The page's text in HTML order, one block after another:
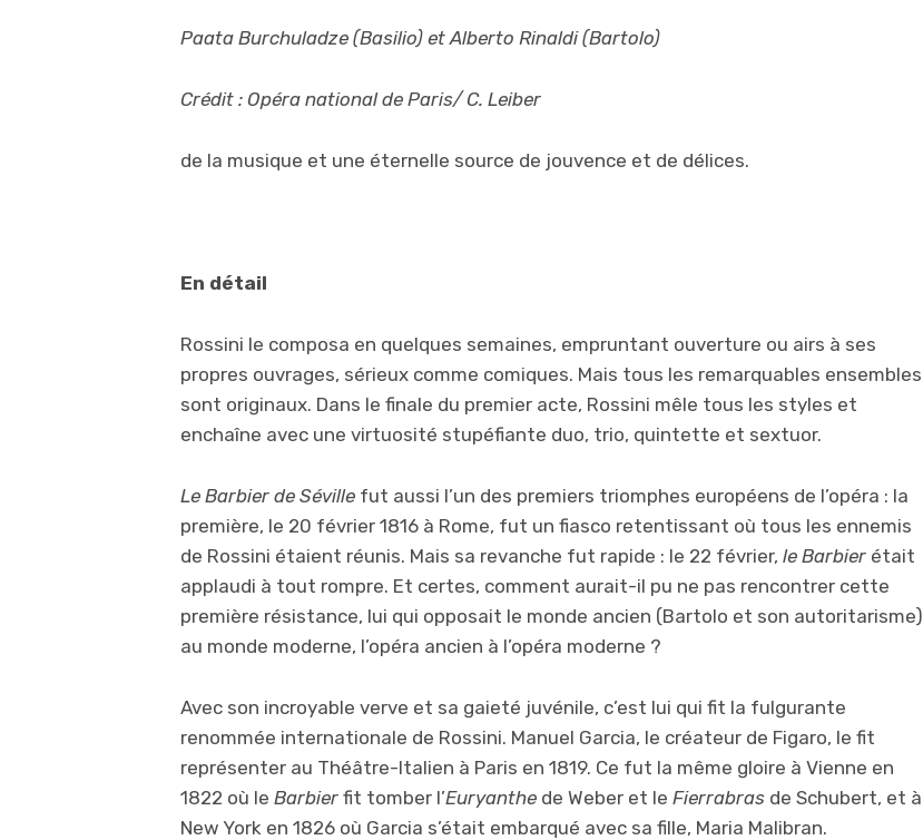
Paata Burchuladze (Basilio) et Alberto Rinaldi (Bartolo)
Crédit : Opéra national de Paris/ C. Leiber
de la musique et une éternelle source de jouvence et de délices.
En détail
Rossini le composa en quelques semaines, empruntant ouverture ou airs à ses
propres ouvrages, sérieux comme comiques. Mais tous les remarquables ensembles
sont originaux. Dans le finale du premier acte, Rossini mêle tous les styles et
enchaîne avec une virtuosité stupéfiante duo, trio, quintette et sextuor.
Le Barbier de Séville fut aussi l’un des premiers triomphes européens de l’opéra : la
première, le 20 février 1816 à Rome, fut un fiasco retentissant où tous les ennemis
de Rossini étaient réunis. Mais sa revanche fut rapide : le 22 février, le Barbier était
applaudi à tout rompre. Et certes, comment aurait-il pu ne pas rencontrer cette
première résistance, lui qui opposait le monde ancien (Bartolo et son autoritarisme)
au monde moderne, l’opéra ancien à l’opéra moderne ?
Avec son incroyable verve et sa gaieté juvénile, c’est lui qui fit la fulgurante
renommée internationale de Rossini. Manuel Garcia, le créateur de Figaro, le fit
représenter au Théâtre-Italien à Paris en 1819. Ce fut la même gloire à Vienne en
1822 où le Barbier fit tomber l’Euryanthe de Weber et le Fierrabras de Schubert, et à
New York en 1826 où Garcia s’était embarqué avec sa fille, Maria Malibran.